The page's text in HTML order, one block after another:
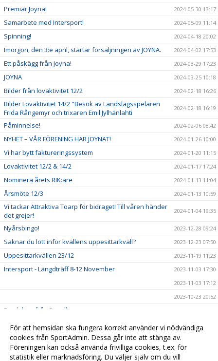
Premiär Joyna! 2024-05-30 13:17
Samarbete med Intersport! 2024-05-09 11:14
Spinning! 2024-04-18 20:02
Imorgon, den 3:e april, startar försäljningen av JOYNA. 2024-04-02 17:53
Ett påskägg från Joyna! 2024-03-29 17:23
JOYNA 2024-03-25 10:18
Bilder från lovaktivitet 12/2 2024-02-18 16:26
Bilder Lovaktivitet 14/2 "Besök av Landslagsspelaren
Frida Rångemyr och trixaren Emil Jylhänlahti
2024-02-18 16:19
Påminnelse! 2024-02-06 08:42
NYHET – VÅR FÖRENING HAR JOYNAT! 2024-01-26 10:00
Vi har bytt faktureringssystem 2024-01-20 11:15
Lovaktivitet 12/2 & 14/2 2024-01-17 17:24
Nominera årets RIK:are 2024-01-13 11:04
Årsmöte 12/3 2024-01-13 10:59
Vi tackar Attraktiva Toarp för bidraget! Till våren händer
det grejer!
2024-01-04 19:35
Nyårsbingo! 2023-12-28 09:24
Saknar du lott inför kvällens uppesittarkväll? 2023-12-23 07:50
Uppesittarkvällen 23/12 2023-11-19 11:23
Intersport - Längdträff 8-12 November
2023-11-03 17:30
2023-11-03 17:12
2023-10-23 20:52
Produkter från Ravelli
Skänk din Pant till Rångedala IK! 2023-09-12 09:24
Sponsorhuset 2023-04-23 15:33
Grattis BAIK Futsal 2023-04-03 15:32
För att hemsidan ska fungera korrekt använder vi nödvändiga
cookies från SportAdmin. Dessa går inte att stänga av.
Föreningen kan också använda frivilliga cookies, t.ex. för
statistik eller marknadsföring. Du väljer själv om du vill